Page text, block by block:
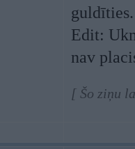
guldīties.
Edit:
nav
[ Šo ziņu